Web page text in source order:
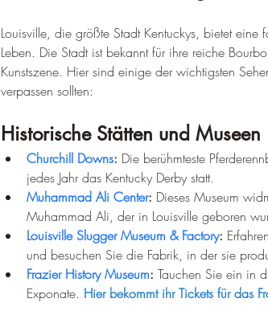
Louisville, die größte Stadt Kentuckys, bietet
Leben. Die Stadt ist bekannt für ihre reiche
Kunstszene. Hier sind einige der wichtigsten
verpassen sollten:
Historische Stätten und Museen
Churchill Downs: Die berühmteste
jedes Jahr das Kentucky Derby statt.
Muhammad Ali Center: Dieses Museum
Muhammad Ali, der in Louisville geboren
Louisville Slugger Museum & Factory:
und besuchen Sie die Fabrik, in der sie
Frazier History Museum: Tauchen Sie ein in
Exponate. Hier bekommt ihr Tickets für das